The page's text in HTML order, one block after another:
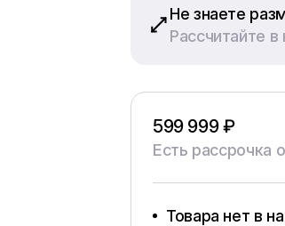
Не знаете
Рассчитайте в
599 999 ₽
Есть рассрочка
Товара нет в